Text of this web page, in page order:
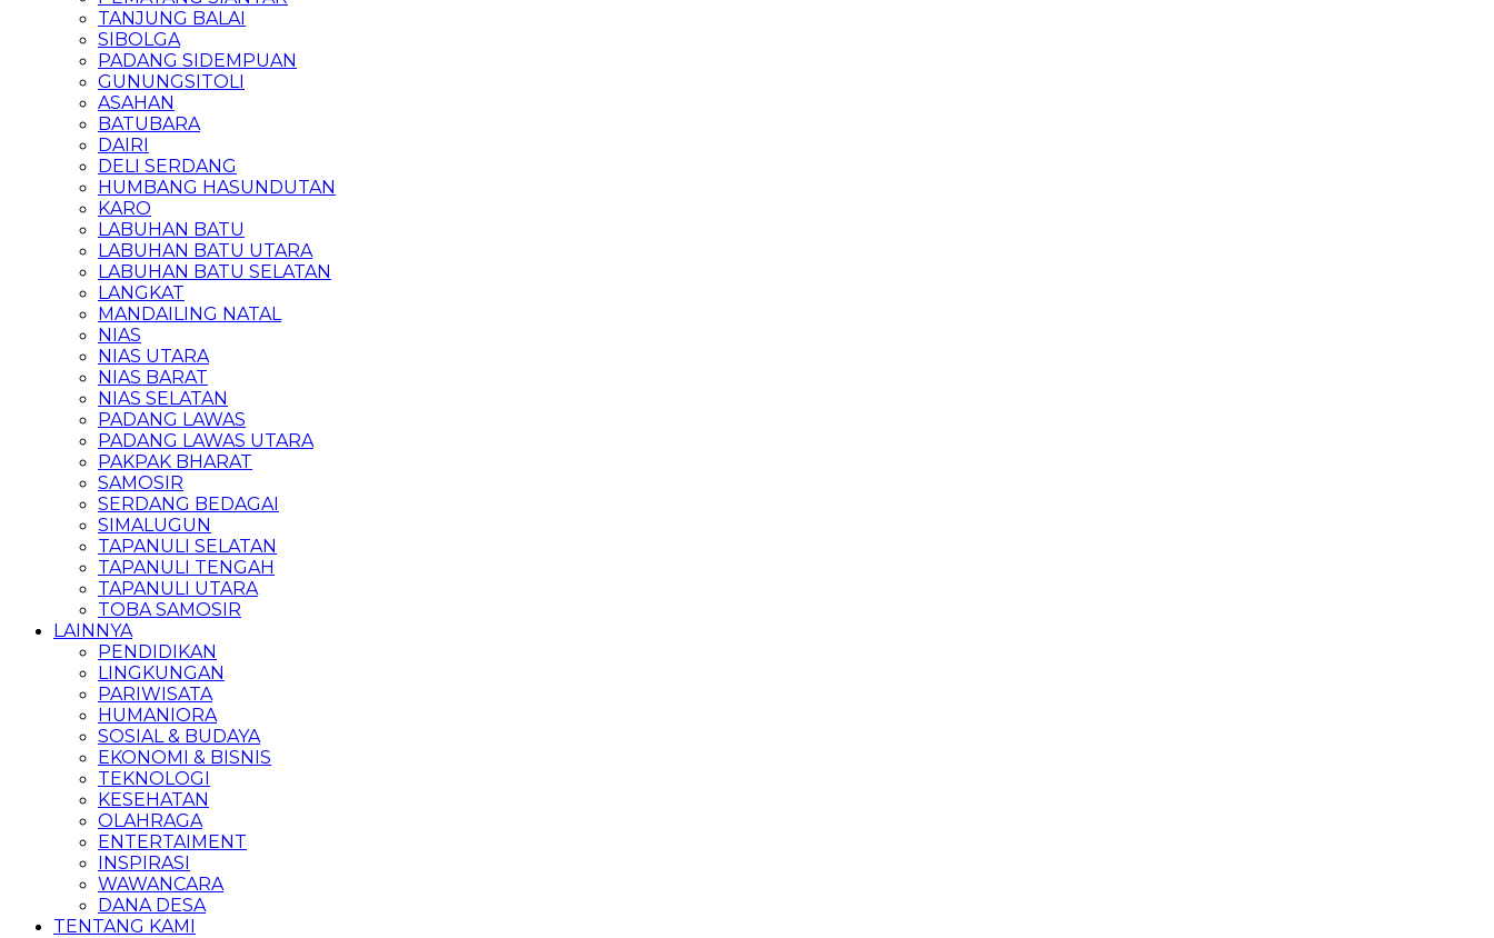
TANJUNG BALAI
SIBOLGA
PADANG SIDEMPUAN
GUNUNGSITOLI
ASAHAN
BATUBARA
DAIRI
DELI SERDANG
HUMBANG HASUNDUTAN
KARO
LABUHAN BATU
LABUHAN BATU UTARA
LABUHAN BATU SELATAN
LANGKAT
MANDAILING NATAL
NIAS
NIAS UTARA
NIAS BARAT
NIAS SELATAN
PADANG LAWAS
PADANG LAWAS UTARA
PAKPAK BHARAT
SAMOSIR
SERDANG BEDAGAI
SIMALUGUN
TAPANULI SELATAN
TAPANULI TENGAH
TAPANULI UTARA
TOBA SAMOSIR
LAINNYA
PENDIDIKAN
LINGKUNGAN
PARIWISATA
HUMANIORA
SOSIAL & BUDAYA
EKONOMI & BISNIS
TEKNOLOGI
KESEHATAN
OLAHRAGA
ENTERTAIMENT
INSPIRASI
WAWANCARA
DANA DESA
TENTANG KAMI